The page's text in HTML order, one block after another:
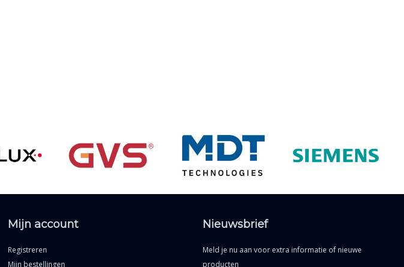
Mijn account
Registreren
Mijn bestellingen
Nieuwsbrief
Meld je nu aan voor extra informatie of nieuwe
producten